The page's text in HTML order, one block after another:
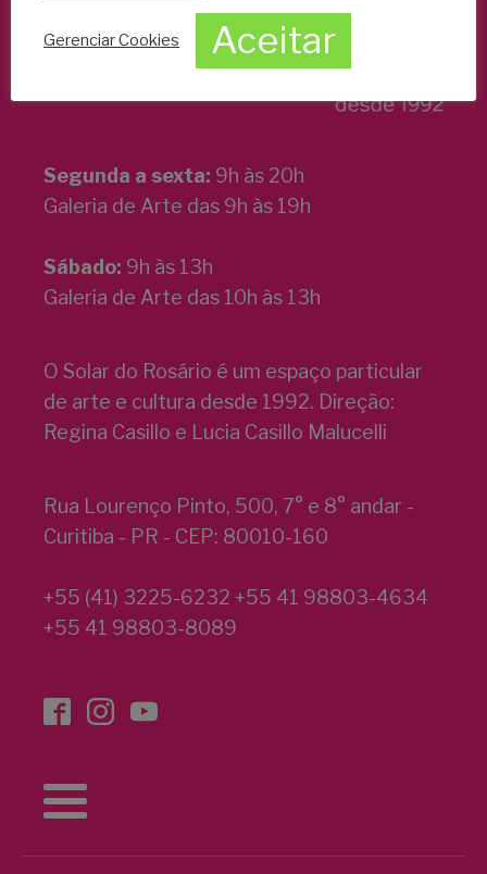
Segunda a sexta: 9h às 20h
Galeria de Arte das 9h às 19h
Sábado: 9h às 13h
Galeria de Arte das 10h às 13h
O Solar do Rosário é um espaço particular
de arte e cultura desde 1992. Direção:
Regina Casillo e Lucia Casillo Malucelli
Rua Lourenço Pinto, 500, 7° e 8° andar -
Curitiba - PR - CEP: 80010-160
+55 (41) 3225-6232 +55 41 98803-4634
+55 41 98803-8089
Gerenciar Cookies Aceitar